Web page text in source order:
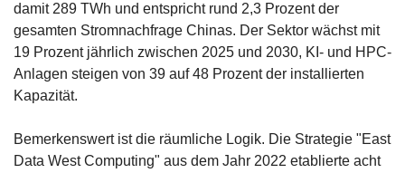
damit 289 TWh und entspricht rund 2,3 Prozent der
gesamten Stromnachfrage Chinas. Der Sektor wächst mit
19 Prozent jährlich zwischen 2025 und 2030, KI- und HPC-
Anlagen steigen von 39 auf 48 Prozent der installierten
Kapazität.
Bemerkenswert ist die räumliche Logik. Die Strategie "East
Data West Computing" aus dem Jahr 2022 etablierte acht